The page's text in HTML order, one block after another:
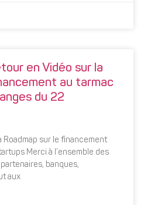
en Vidéo sur la
au tarmac
du 22
Roadmap sur le financement
Merci à l’ensemble des
banques,
aux